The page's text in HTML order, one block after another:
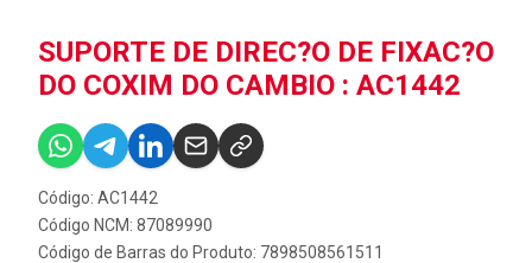
SUPORTE DE DIREC?O DE FIXAC?O
DO COXIM DO CAMBIO : AC1442
Código: AC1442
Código NCM: 87089990
Código de Barras do Produto: 7898508561511